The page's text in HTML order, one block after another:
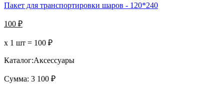
Пакет для транспортировки шаров - 120*240
100 ₽
х 1 шт = 100 ₽
Каталог:Аксессуары
Сумма: 3 100 ₽